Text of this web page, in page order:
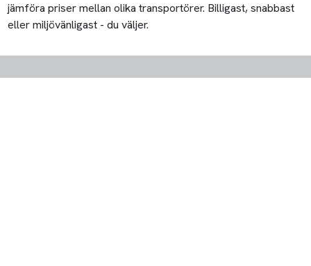
jämföra priser mellan olika transportörer. Billigast, snabbast
eller miljövänligast - du väljer.